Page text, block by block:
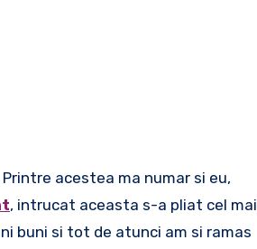
, intrucat aceasta s-a pliat cel mai
buni si tot de atunci am si ramas